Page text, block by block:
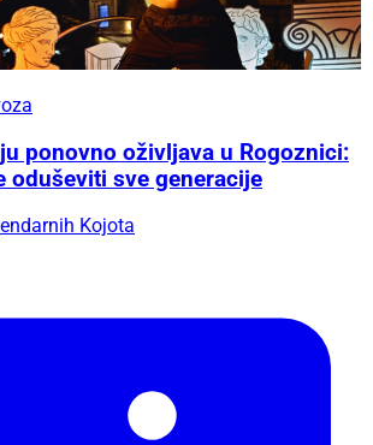
ponovno oživljava u Rogoznici:
oduševiti sve generacije
Kojota